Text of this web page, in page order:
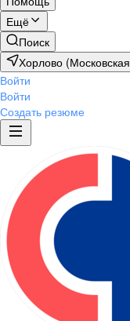
Ещё
Поиск
Хорлово
Войти
Войти
Создать резюме